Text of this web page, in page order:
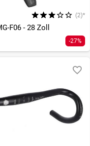
(2)*
F06 - 28 Zoll
-27%